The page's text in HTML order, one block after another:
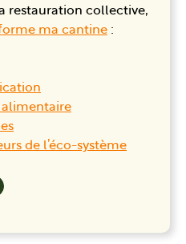
restauration collective,
ma cantine :
alimentaire
de l’éco-système